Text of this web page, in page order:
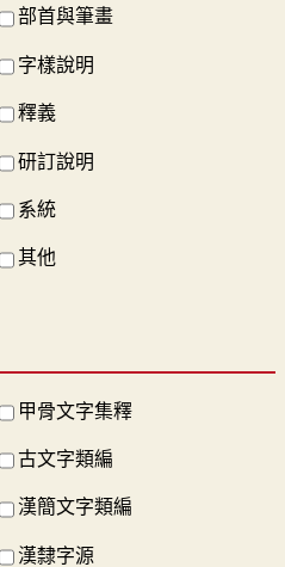
部首與筆畫
字樣說明
釋義
研訂說明
系統
其他
甲骨文字集釋
古文字類編
漢簡文字類編
漢隸字源